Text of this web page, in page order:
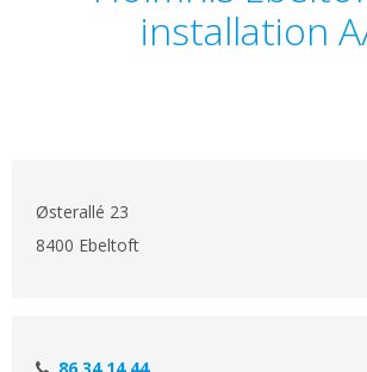
installation
Østerallé 23
8400 Ebeltoft